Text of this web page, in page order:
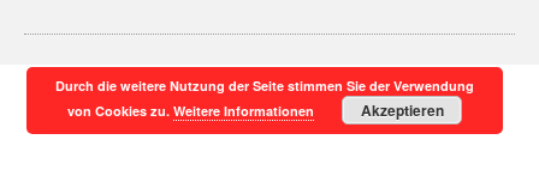
Durch die weitere Nutzung der Seite stimmen Sie der Verwendung
von Cookies zu.Weitere Informationen Akzeptieren